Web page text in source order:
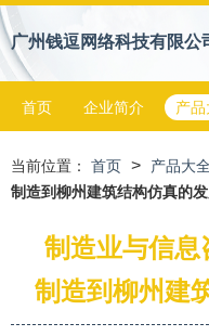
广州钱逗网络科技有限公
首页 企业简介 产
当前位置： 首页 > 产品大全
制造到柳州建筑结构仿真的
制造业与信息
制造到柳州建